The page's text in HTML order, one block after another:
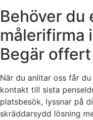
Behöver du
målerifirma
Begär
När du anlitar oss får
kontakt till sista
platsbesök, lyssnar på
skräddarsydd lösning